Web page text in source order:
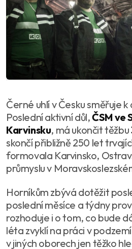
Černé uhlí v Česku směřuje
Poslední aktivní důl,ČSM ve
Karvinsku, má ukončit těžbu
skončí přibližně 250 let
formovala Karvinsko,
průmyslu v
Horníkům zbývá dotěžit
poslední měsíce a týdny
rozhoduje i o tom, co bude
léta zvyklí na práci v
v jiných oborech jen těžko